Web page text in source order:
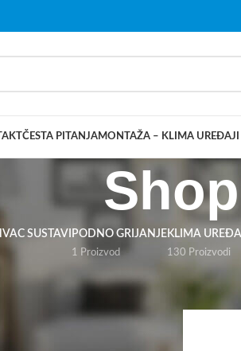
ČESTA PITANJAMONTAŽA – KLIMA UREĐAJI
Shop
SUSTAVI PODNO GRIJANJE
1 Proizvod
KLIMA
130 Proizvodi